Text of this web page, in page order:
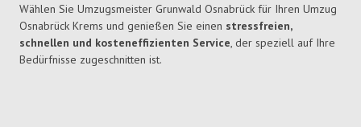
Wählen Sie Umzugsmeister Grunwald Osnabrück für Ihren Umzug
Osnabrück Krems und genießen Sie einen stressfreien,
schnellen und kosteneffizienten Service, der speziell auf Ihre
Bedürfnisse zugeschnitten ist.